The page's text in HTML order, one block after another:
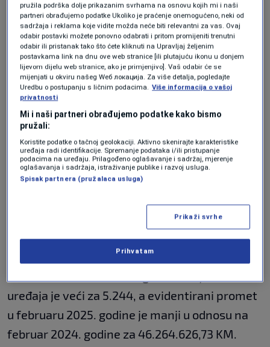
31.01.2025. godine, kada je iznosio 546.863,
manji je za 1.733.
Evidentiranje prometa
putem fiskalnih uređaja
Prema službenim podacima Porezne uprave
Federacije BiH na dan 28.02.2025. godine na
području Federacije BiH instalirano je ukupno
februaru 2025. godine evidentiran ukupan
promet u iznosu 5.157.277.911,36 KM.
uređaja je veći za 5.244, a evidentirani promet
u februaru 2025. godine je manji u odnosu na
februar 2024. godine za 46.264.626,73 KM.
pružila podrška dolje prikazanim svrhama na osnovu kojih mi i naši
partneri obrađujemo podatke Ukoliko je praćenje onemogućeno, neki od
sadržaja i reklama koje vidite možda neće biti relevantni za vas. Ovaj
odabir postavki možete ponovno odabrati i pritom promijeniti trenutni
odabir ili pristanak tako što ćete kliknuti na Upravljaj željenim
postavkama link na dnu ove web stranice [ili plutajuću ikonu u donjem
lijevom dijelu web stranice, ako je primjenjivo]. Vaš odabir će se
mijenjati u okviru našeg Wеб локација. Za više detalja, pogledajte
Uredbu o postupanju s ličnim podacima. Više informacija o vašoj
privatnosti
Mi i naši partneri obrađujemo podatke kako bismo
pružali:
Koristite podatke o tačnoj geolokaciji. Aktivno skenirajte karakteristike
uređaja radi identifikacije. Spremanje podataka i/ili pristupanje
podacima na uređaju. Prilagođeno oglašavanje i sadržaj, mjerenje
oglašavanja i sadržaja, istraživanje publike i razvoj usluga.
Spisak partnera (pružalaca usluga)
Prikaži svrhe
Prihvatam